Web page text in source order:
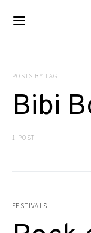
POSTS BY TAG
Bibi
1 POST
FESTIVALS